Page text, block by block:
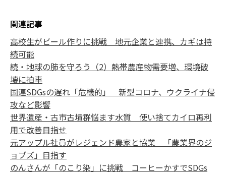
関連記事
高校生がビール作りに挑戦 地元企業と連携、カギは持
続可能
続・地球の肺を守ろう（2）熱帯農産物需要増、環境破
壊に拍車
国連SDGsの遅れ「危機的」 新型コロナ、ウクライナ侵
攻など影響
世界遺産・古市古墳群悩ます水質 使い捨てカイロ再利
用で改善目指せ
元アップル社員がレジェンド農家と協業 「農業界のジ
ョブズ」目指す
のんさんが「のこり染」に挑戦 コーヒーかすでSDGs